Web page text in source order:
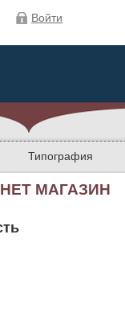
Войти
Типография
МАГАЗИН